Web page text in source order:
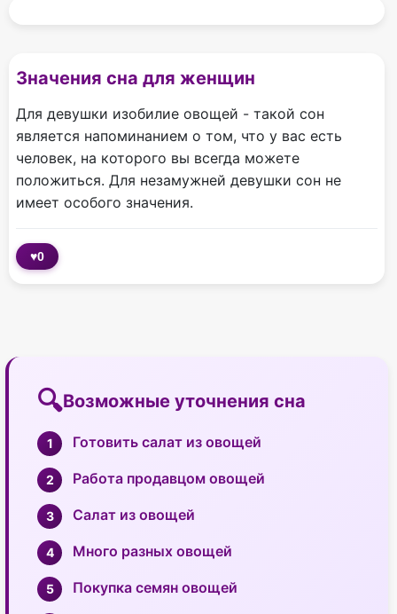
Значения сна для женщин
Для девушки изобилие овощей - такой сон
является напоминанием о том, что у вас есть
человек, на которого вы всегда можете
положиться. Для незамужней девушки сон не
имеет особого значения.
♥0
Возможные уточнения сна
Готовить салат из овощей
Работа продавцом овощей
Салат из овощей
Много разных овощей
Покупка семян овощей